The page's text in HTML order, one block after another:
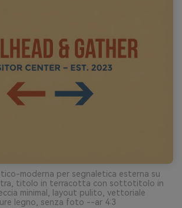
moderna per segnaletica esterna su
titolo in terracotta con sottotitolo in
minimal, layout pulito, vettoriale
legno, senza foto --ar 4:3